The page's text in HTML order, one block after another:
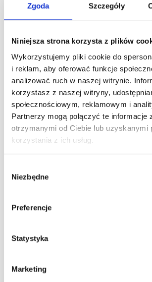
Zgoda Szczegóły
Niniejsza strona korzysta z plików
Wykorzystujemy pliki cookie do
i reklam, aby oferować funkcje
analizować ruch w naszej witrynie.
korzystasz z naszej witryny,
społecznościowym, reklamowym i
Partnerzy mogą połączyć te informacje
otrzymanymi od Ciebie lub uzyskanymi
korzystania z ich usług.
zgody
Niezbędne
Preferencje
Statystyka
Marketing
Promocje i zniżki nie łączą się z innymi
Promocja nie obowiązuje w długi
A1Karting – Wyższy Poziom Kartingu
tel. 22 290 33 88
e-mail: biuro@a1karting.pl
ul. Jagiellońska 82, Warszawa
www.a1karting.pl
wyścigu długodystansowym na świecie
Pole Position w F1 – co to znaczy, jak się
22 lipca 2026
pierwszego siadu w gokarcie do torów FIA